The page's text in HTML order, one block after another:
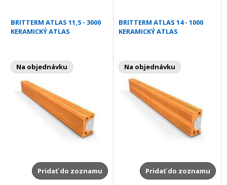
BRITTERM ATLAS 11,5 - 3000
KERAMICKÝ ATLAS
Na objednávku
Pridať do zoznamu
BRITTERM ATLAS 14 - 1000
KERAMICKÝ ATLAS
Na objednávku
Pridať do zoznamu